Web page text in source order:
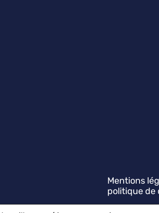
Mentions
politique de